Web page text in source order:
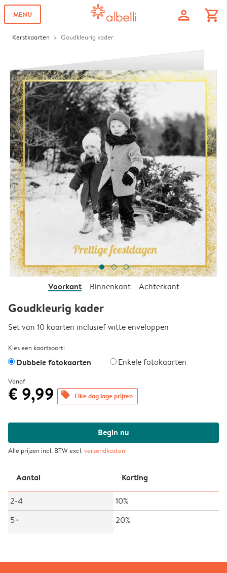
MENU profile shopping_cart
Kerstkaarten Goudkleurig kader
Voorkant Binnenkant Achterkant
Goudkleurig kader
Set van 10 kaarten inclusief witte enveloppen
Kies een kaartsoort:
Dubbele fotokaarten Enkele fotokaarten
Vanaf
€ 9,99 offers Elke dag lage prijzen
Begin nu
Alle prijzen incl. BTW excl.verzendkosten
Aantal Korting
2-4
10%
5+
20%